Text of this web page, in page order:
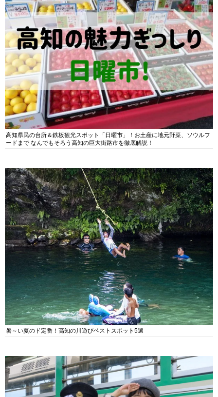
高知県民の台所＆鉄板観光スポット「日曜市」！お土産に地元野菜、ソウルフ
ードまで なんでもそろう高知の巨大街路市を徹底解説！
暑～い夏のド定番！高知の川遊びベストスポット5選